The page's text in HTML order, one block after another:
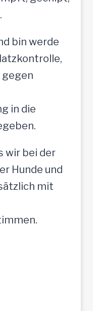
bin werde
in die
wir bei der
Hunde und
mit